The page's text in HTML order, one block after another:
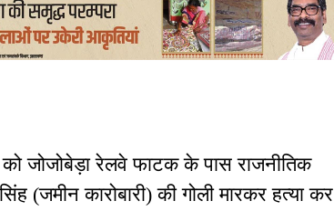
जोजोबेड़ा रेलवे फाटक के पास राजनीतिक
(जमीन कारोबारी) की गोली मारकर हत्या कर